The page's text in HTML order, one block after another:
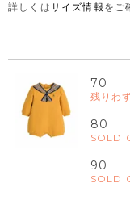
詳しくはサイズ情報 をご
70
残りわ
80
SOLD
90
SOLD